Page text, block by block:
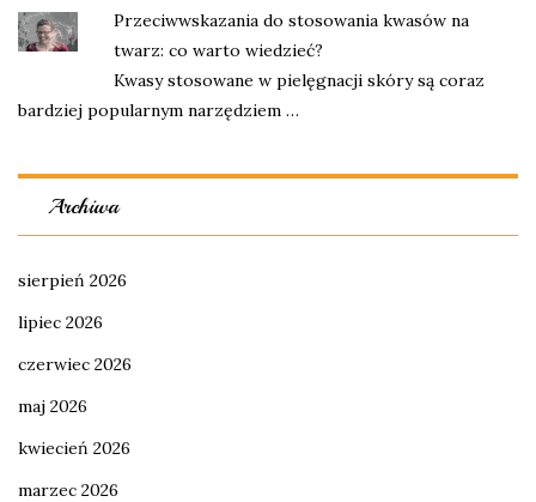
Przeciwwskazania do stosowania kwasów na
twarz: co warto wiedzieć?
Kwasy stosowane w pielęgnacji skóry są coraz
bardziej popularnym narzędziem …
Archiwa
sierpień 2026
lipiec 2026
czerwiec 2026
maj 2026
kwiecień 2026
marzec 2026